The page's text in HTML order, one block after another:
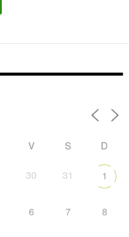
V S D
30 31 1
6 7 8